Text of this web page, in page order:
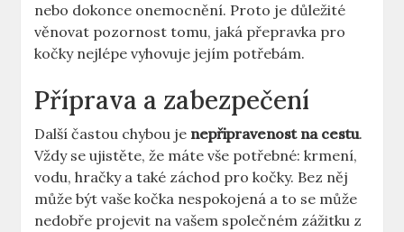
nebo dokonce onemocnění. Proto je důležité
věnovat pozornost tomu, jaká přepravka pro
kočky nejlépe vyhovuje jejím potřebám.
Příprava a zabezpečení
Další častou chybou je nepřipravenost na cestu.
Vždy se ujistěte, že máte vše potřebné: krmení,
vodu, hračky a také záchod pro kočky. Bez něj
může být vaše kočka nespokojená a to se může
nedobře projevit na vašem společném zážitku z